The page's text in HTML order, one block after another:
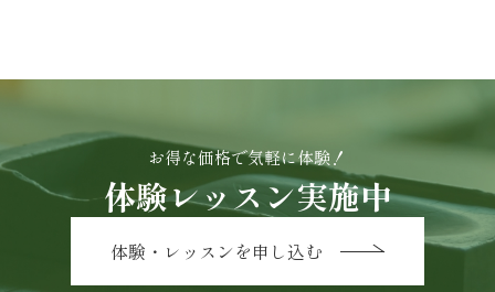
お得な価格で気軽に体験！
体験レッスン実施中
体験・レッスンを申し込む